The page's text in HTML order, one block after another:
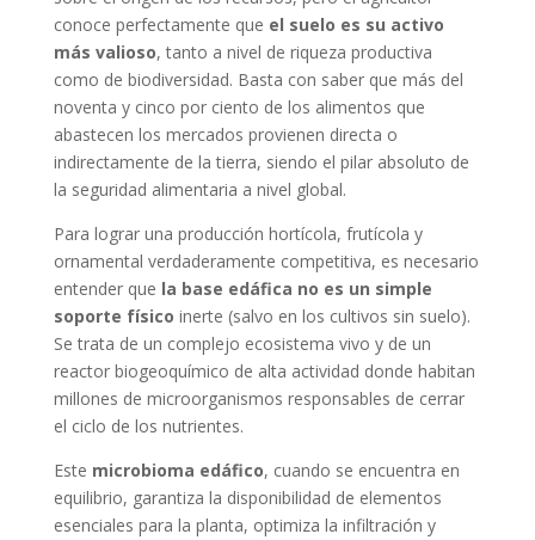
conoce perfectamente que el suelo es su activo
más valioso, tanto a nivel de riqueza productiva
como de biodiversidad. Basta con saber que más del
noventa y cinco por ciento de los alimentos que
abastecen los mercados provienen directa o
indirectamente de la tierra, siendo el pilar absoluto de
la seguridad alimentaria a nivel global.
Para lograr una producción hortícola, frutícola y
ornamental verdaderamente competitiva, es necesario
entender que la base edáfica no es un simple
soporte físico inerte (salvo en los cultivos sin suelo).
Se trata de un complejo ecosistema vivo y de un
reactor biogeoquímico de alta actividad donde habitan
millones de microorganismos responsables de cerrar
el ciclo de los nutrientes.
Este microbioma edáfico, cuando se encuentra en
equilibrio, garantiza la disponibilidad de elementos
esenciales para la planta, optimiza la infiltración y